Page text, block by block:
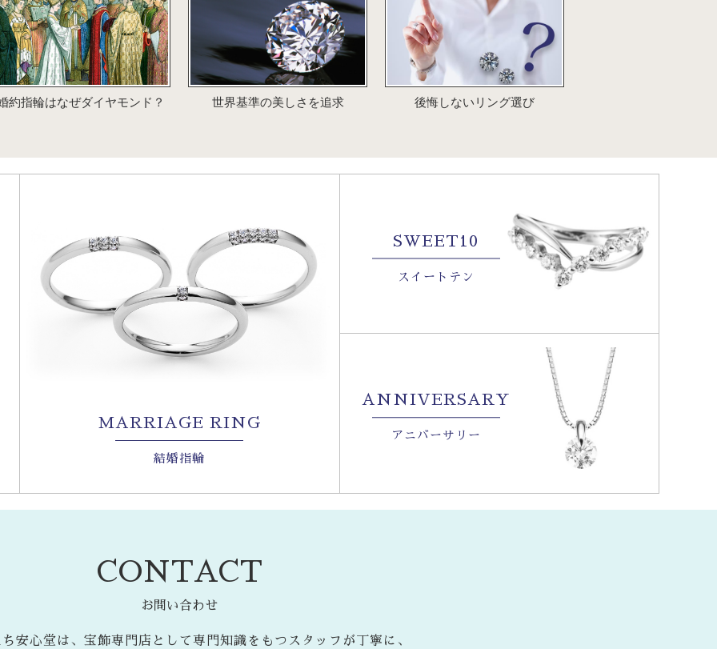
約指輪はなぜダイヤモンド？ 世界基準の美しさを追求 後悔しないリング選び
MARRIAGE RING
結婚指輪
SWEET10
スイートテン
ANNIVERSARY
アニバーサリー
CONTACT
お問い合わせ
安心堂は、宝飾専門店として専門知識をもつスタッフが丁寧に、